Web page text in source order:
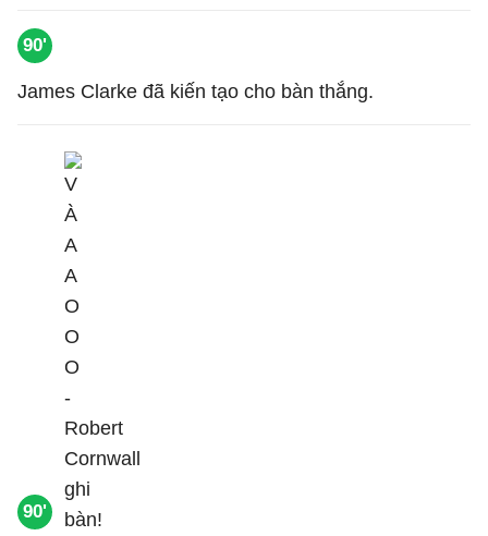
90'
James Clarke đã kiến tạo cho bàn thắng.
90'